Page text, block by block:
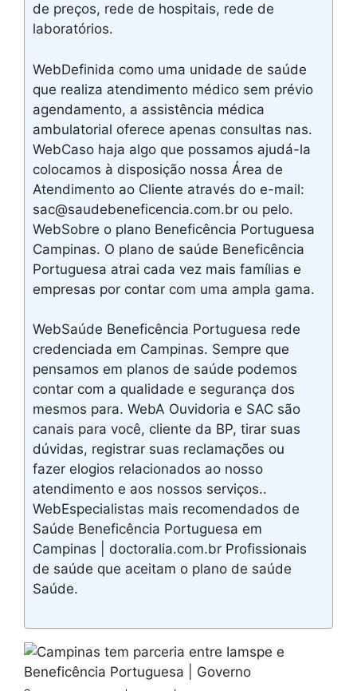
de preços, rede de hospitais, rede de
laboratórios.
WebDefinida como uma unidade de saúde
que realiza atendimento médico sem prévio
agendamento, a assistência médica
ambulatorial oferece apenas consultas nas.
WebCaso haja algo que possamos ajudá-la
colocamos à disposição nossa Área de
Atendimento ao Cliente através do e-mail:
sac@saudebeneficencia.com.br ou pelo.
WebSobre o plano Beneficência Portuguesa
Campinas. O plano de saúde Beneficência
Portuguesa atrai cada vez mais famílias e
empresas por contar com uma ampla gama.
WebSaúde Beneficência Portuguesa rede
credenciada em Campinas. Sempre que
pensamos em planos de saúde podemos
contar com a qualidade e segurança dos
mesmos para. WebA Ouvidoria e SAC são
canais para você, cliente da BP, tirar suas
dúvidas, registrar suas reclamações ou
fazer elogios relacionados ao nosso
atendimento e aos nossos serviços..
WebEspecialistas mais recomendados de
Saúde Beneficência Portuguesa em
Campinas | doctoralia.com.br Profissionais
de saúde que aceitam o plano de saúde
Saúde.